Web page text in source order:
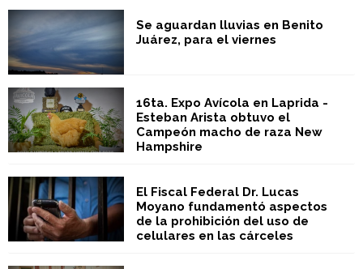
Se aguardan lluvias en Benito
Juárez, para el viernes
16ta. Expo Avícola en Laprida -
Esteban Arista obtuvo el
Campeón macho de raza New
Hampshire
El Fiscal Federal Dr. Lucas
Moyano fundamentó aspectos
de la prohibición del uso de
celulares en las cárceles